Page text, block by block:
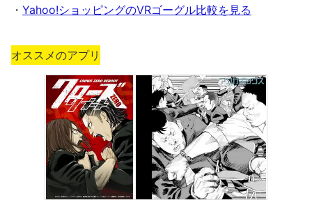
・ Yahoo!ショッピングのVRゴーグル比較を見る
オススメのアプリ